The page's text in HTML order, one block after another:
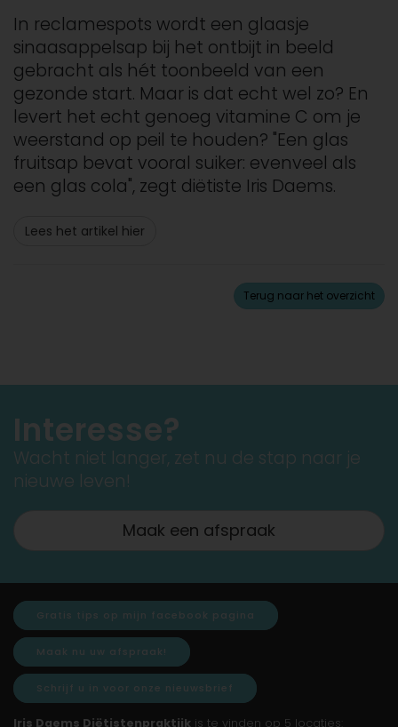
In reclamespots wordt een glaasje
sinaasappelsap bij het ontbijt in beeld
gebracht als hét toonbeeld van een
gezonde start. Maar is dat echt wel zo? En
levert het echt genoeg vitamine C om je
weerstand op peil te houden? "Een glas
fruitsap bevat vooral suiker: evenveel als
een glas cola", zegt diëtiste Iris Daems.
Lees het artikel hier
Terug naar het overzicht
Interesse?
Wacht niet langer, zet nu de stap naar je
nieuwe leven!
Maak een afspraak
Gratis tips op mijn facebook pagina
Maak nu uw afspraak!
Schrijf u in voor onze nieuwsbrief
Iris Daems Diëtistenpraktijk is te vinden op 5 locaties: